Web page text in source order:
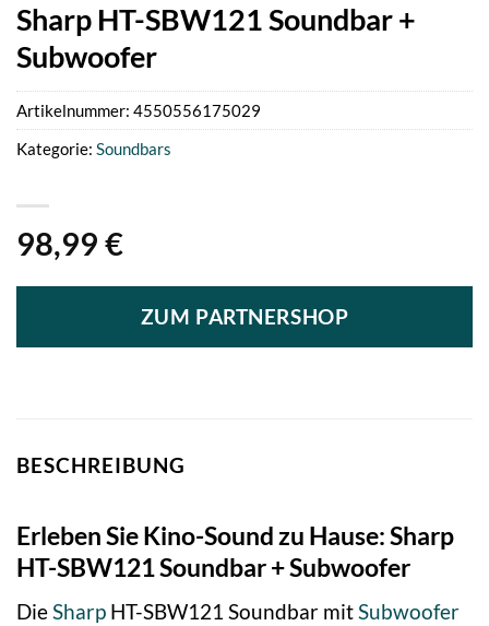
Sharp HT-SBW121 Soundbar +
Subwoofer
98,99 €
ZUM PARTNERSHOP
Artikelnummer: 4550556175029
Kategorie: Soundbars
BESCHREIBUNG
Erleben Sie Kino-Sound zu Hause: Sharp
HT-SBW121 Soundbar + Subwoofer
DieSharp HT-SBW121 Soundbar mitSubwoofer